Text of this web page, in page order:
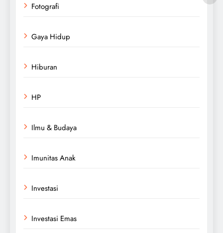
Fotografi
Gaya Hidup
Hiburan
HP
Ilmu & Budaya
Imunitas Anak
Investasi
Investasi Emas